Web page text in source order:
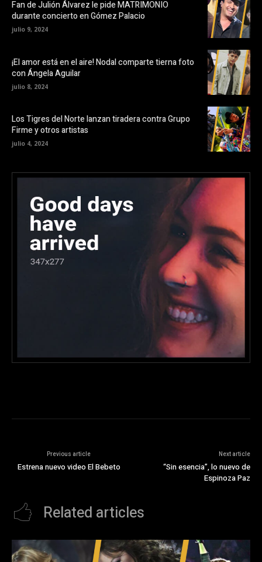
Fan de Julión Álvarez le pide MATRIMONIO
durante concierto en Gómez Palacio
julio 9, 2024
¡El amor está en el aire! Nodal comparte tierna foto
con Ángela Aguilar
julio 8, 2024
Los Tigres del Norte lanzan tiradera contra Grupo
Firme y otros artistas
julio 4, 2024
Previous article
Estrena nuevo video El Bebeto
Next article
“Sin esencia”, lo nuevo de
Espinoza Paz
Related articles